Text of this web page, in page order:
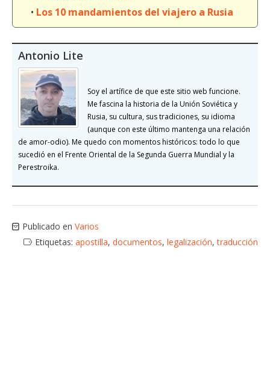
• Los 10 mandamientos del viajero a Rusia
Antonio Lite
Soy el artífice de que este sitio web funcione.
Me fascina la historia de la Unión Soviética y
Rusia, su cultura, sus tradiciones, su idioma
(aunque con este último mantenga una relación
de amor-odio). Me quedo con momentos históricos: todo lo que
sucedió en el Frente Oriental de la Segunda Guerra Mundial y la
Perestroika.
Publicado en Varios
Etiquetas: apostilla, documentos, legalización,traducción